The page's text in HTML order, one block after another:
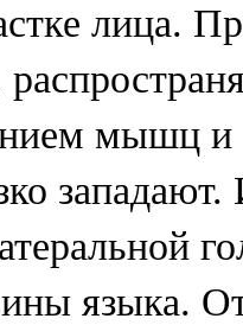
лица.
мышц
языка.